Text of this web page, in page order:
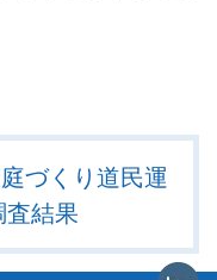
づくり道民運
結果